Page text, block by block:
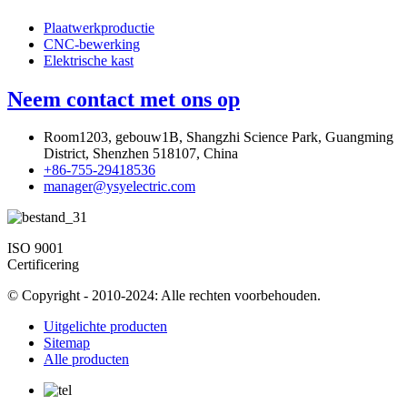
Plaatwerkproductie
CNC-bewerking
Elektrische kast
Neem contact met ons op
Room1203, gebouw1B, Shangzhi Science Park, Guangming
District, Shenzhen 518107, China
+86-755-29418536
manager@ysyelectric.com
ISO 9001
Certificering
© Copyright - 2010-2024: Alle rechten voorbehouden.
Uitgelichte producten
Sitemap
Alle producten